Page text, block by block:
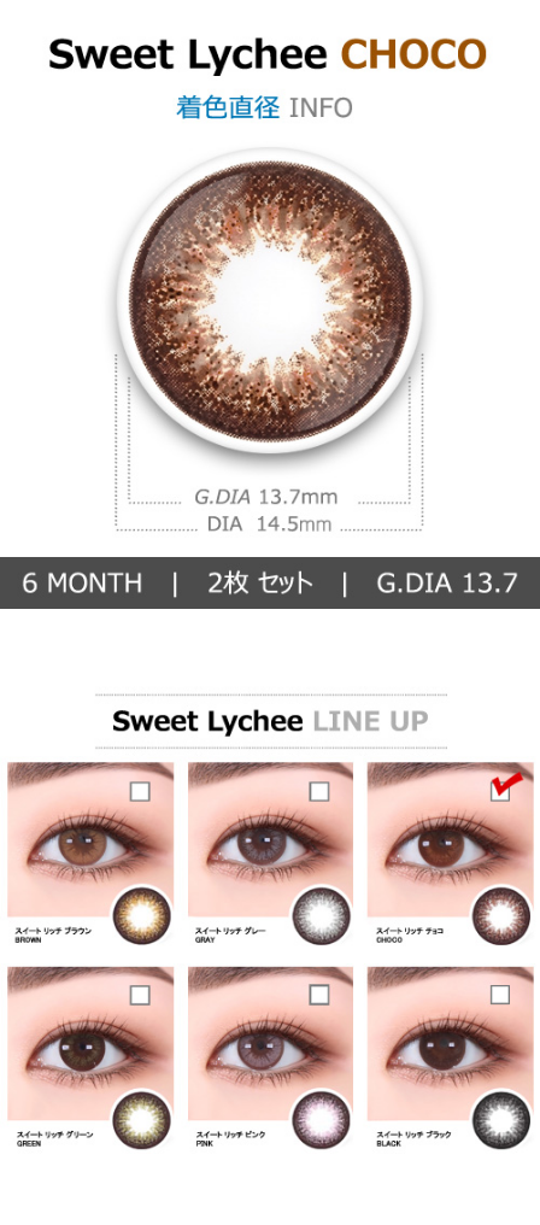
【6ヶ月/遠視用】 スイート ライチ チョコ、乱視用カラコン、乱視カラ
コン、格安乱視用カラコン、激安乱視用カラコン、韓国乱視カラコン、
遠視用カラコン、遠視カラコン、乱視用カラーコンタクト、格安乱視用
カラコン専門店のブルべクール系乱視用カラコン
【6ヶ月/遠視用】 スイート ライチ チョコ、乱視用カラコン、乱視カラ
コン、格安乱視用カラコン、激安乱視用カラコン、韓国乱視カラコン、
遠視用カラコン、遠視カラコン、乱視用カラーコンタクト、格安乱視用
カラコン専門店の〜 12.6㎜ 乱視用カラコン 〜 12.6㎜ 乱視用カラコン
【6ヶ月/遠視用】 スイート ライチ チョコ、乱視用カラコン、乱視カラ
コン、格安乱視用カラコン、激安乱視用カラコン、韓国乱視カラコン、
遠視用カラコン、遠視カラコン、乱視用カラーコンタクト、格安乱視用
カラコン専門店の〜 13.0㎜ 乱視用カラコン 〜 13.0㎜ 乱視用カラコン
【6ヶ月/遠視用】 スイート ライチ チョコ、乱視用カラコン、乱視カラ
コン、格安乱視用カラコン、激安乱視用カラコン、韓国乱視カラコン、
遠視用カラコン、遠視カラコン、乱視用カラーコンタクト、格安乱視用
カラコン専門店の〜 13.4㎜ 乱視用カラコン 〜 13.4㎜ 乱視用カラコン
【6ヶ月/遠視用】 スイート ライチ チョコ、乱視用カラコン、乱視カラ
コン、格安乱視用カラコン、激安乱視用カラコン、韓国乱視カラコン、
遠視用カラコン、遠視カラコン、乱視用カラーコンタクト、格安乱視用
カラコン専門店の〜 13.8㎜ 乱視用カラコン
〜 13.8㎜ 乱視用カラコン
カスタムセンター
乱視用カラコン、乱視カラコン、格安乱視用カラコン、激安乱視用カラ
ーコンタクト、格安乱視用カラコン専門店の
乱視用カラコン、乱視カラコン、格安乱視用カラコン、激安乱視用カラ
コン、韓国乱視カラコン、遠視用カラコン、遠視カラコン、乱視用カラ
ーコンタクト、格安乱視用カラコン専門店のよくある質問
乱視用カラコン、乱視カラコン、格安乱視用カラコン、激安乱視用カラ
コン、韓国乱視カラコン、遠視用カラコン、遠視カラコン、乱視用カラ
ーコンタクト、格安乱視用カラコン専門店のご利用ガイド
乱視用カラコン、乱視カラコン、格安乱視用カラコン、激安乱視用カラ
コン、韓国乱視カラコン、遠視用カラコン、遠視カラコン、乱視用カラ
ーコンタクト、格安乱視用カラコン専門店の
お支払い方法
乱視用カラコン、乱視カラコン、格安乱視用カラコン、激安乱視用カラ
コン、韓国乱視カラコン、遠視用カラコン、遠視カラコン、乱視用カラ
ーコンタクト、格安乱視用カラコン専門店の 送料・配送方法
乱視用カラコン、乱視カラコン、格安乱視用カラコン、激安乱視用カラ
コン、韓国乱視カラコン、遠視用カラコン、遠視カラコン、乱視用カラ
ーコンタクト、格安乱視用カラコン専門店の返品・交換方法
コン、韓国乱視カラコン、遠視用カラコン、遠視カラコン、乱視用カラ
ーコンタクト、格安乱視用カラコン専門店の
乱視用カラコン、乱視カラコン、格安乱視用カラコン、激安乱視用カラ
コン、韓国乱視カラコン、遠視用カラコン、遠視カラコン、乱視用カラ
ーコンタクト、格安乱視用カラコン専門店の特定商取引に関する取扱
乱視用カラコン、乱視カラコン、格安乱視用カラコン、激安乱視用カラ
コン、韓国乱視カラコン、遠視用カラコン、遠視カラコン、乱視用カラ
ーコンタクト、格安乱視用カラコン専門店のご利用規約
乱視用カラコン、乱視カラコン、格安乱視用カラコン、激安乱視用カラ